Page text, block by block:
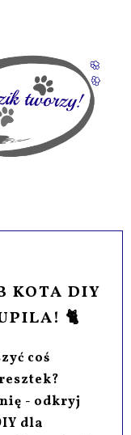
KOTA DIY
🐈
coś
- odkryj
dla